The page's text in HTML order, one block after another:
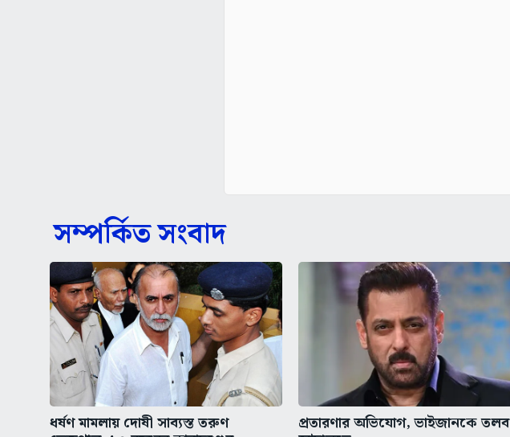
সম্পর্কিত সংবাদ
ধর্ষণ মামলায় দোষী সাব্যস্ত তরুণ প্রতারণার অভিযোগ, ভাইজানকে তলব